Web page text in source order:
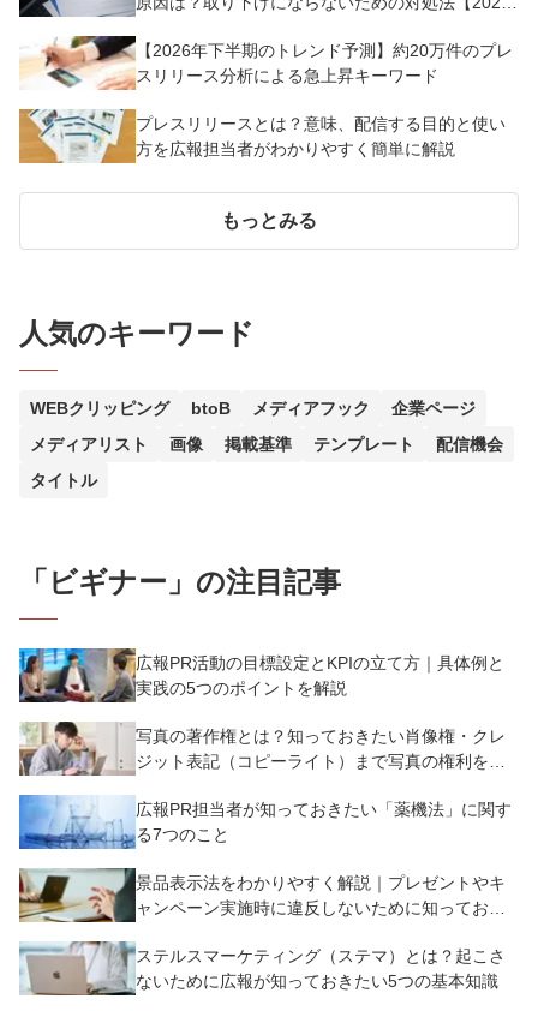
【2026年下半期のトレンド予測】約20万件のプレ
スリリース分析による急上昇キーワード
プレスリリースとは？意味、配信する目的と使い
方を広報担当者がわかりやすく簡単に解説
もっとみる
人気のキーワード
WEBクリッピング btoB メディアフック
企業ページ
メディアリスト
画像 掲載基準 テンプレート
配信機会
タイトル
「 ビギナー 」の注目記事
広報PR活動の目標設定とKPIの立て方｜具体例と
実践の5つのポイントを解説
写真の著作権とは？知っておきたい肖像権・クレ
ジット表記（コピーライト）まで写真の権利を解
広報PR担当者が知っておきたい「薬機法」に関す
る7つのこと
景品表示法をわかりやすく解説｜プレゼントやキ
ャンペーン実施時に違反しないために知っておく
ステルスマーケティング（ステマ）とは？起こさ
ないために広報が知っておきたい5つの基本知識